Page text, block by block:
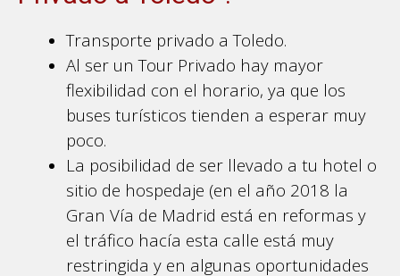
Transporte privado a Toledo.
Al ser un Tour Privado hay mayor
flexibilidad con el horario, ya que los
buses turísticos tienden a esperar muy
poco.
La posibilidad de ser llevado a tu hotel o
sitio de hospedaje (en el año 2018 la
Gran Vía de Madrid está en reformas y
el tráfico hacía esta calle está muy
restringida y en algunas oportunidades